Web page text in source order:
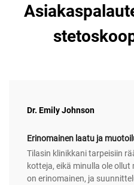
Dr. Emily Johnson
Erinomainen laatu ja
Tilasin klinikkani tarpeisiin
kotteja, eikä minulla ole
on erinomainen, ja